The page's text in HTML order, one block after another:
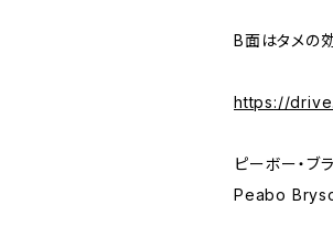
B面はタメの
https://
ピーボー・ブ
Peabo